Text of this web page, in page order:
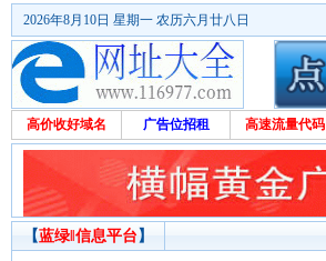
2026年8月10日 星期一 农历六月廿八日
高价收好域名 广告位招租 高速流量代码
【蓝绿‖信息平台 】